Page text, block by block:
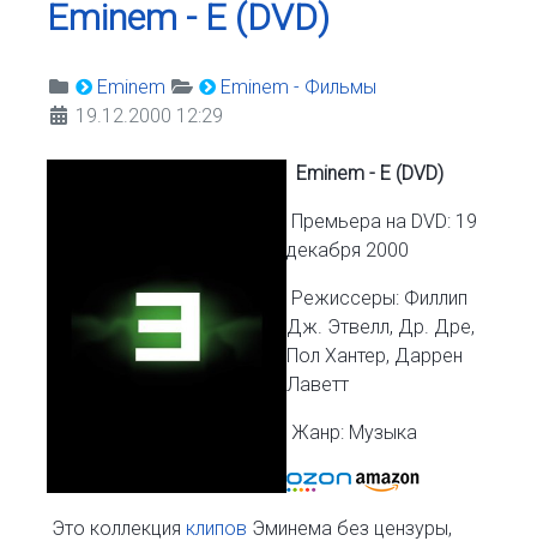
Eminem - E (DVD)
Eminem
Eminem - Фильмы
19.12.2000 12:29
Eminem - E (DVD)
Премьера на DVD: 19
декабря 2000
Режиссеры: Филлип
Дж. Этвелл, Др. Дре,
Пол Хантер, Даррен
Лаветт
Жанр: Музыка
Это коллекция клипов Эминема без цензуры,